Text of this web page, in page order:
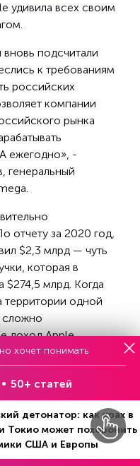
удивила всех своим
подсчитали
к требованиям
российских
компании
рынка
ежегодно», -
генеральный
отчету за 2020 год,
$2,3 млрд — чуть
которая в
$274,5 млрд. Когда
территории одной
сложно
доход Apple
же РФ представляет
европейского
прошлом году
бизнес», - говорит
директор
хочет понимать
50+ статей
детонатор: как крах в
Токио может похоронить
США и Европы